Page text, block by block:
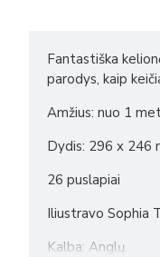
Fantastiška
parodys, kaip
Amžius: nuo 1
Dydis: 296 x 246
26 puslapiai
Iliustravo Sophia
Kalba: Anglų.